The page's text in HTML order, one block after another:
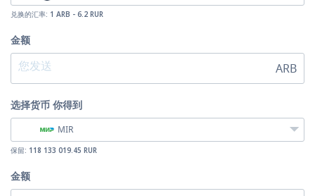
兑换的汇率: 1 ARB - 6.2 RUR
金额
ARB
选择货币 你得到
MIR
保留: 118 133 019.45 RUR
金额